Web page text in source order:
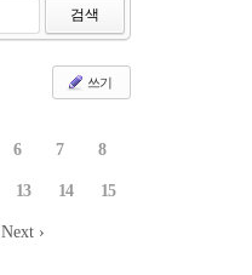
검색
쓰기
6 7 8
13 14 15
Next ›